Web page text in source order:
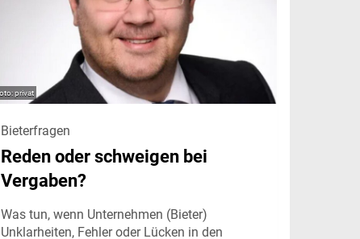
privat
Bieterfragen
Reden oder schweigen bei
Vergaben?
Was tun, wenn Unternehmen (Bieter)
Unklarheiten, Fehler oder Lücken in den